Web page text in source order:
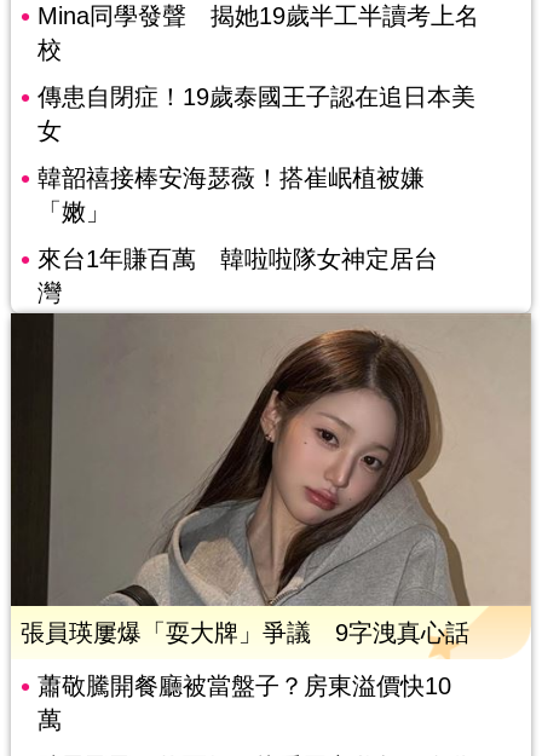
Mina同學發聲 揭她19歲半工半讀考上名
校
傳患自閉症！19歲泰國王子認在追日本美
女
韓韶禧接棒安海瑟薇！搭崔岷植被嫌
「嫩」
來台1年賺百萬 韓啦啦隊女神定居台
灣
張員瑛屢爆「耍大牌」爭議 9字洩真心話
蕭敬騰開餐廳被當盤子？房東溢價快10
萬